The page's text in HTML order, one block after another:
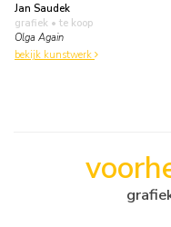
Jan Saudek
grafiek • te koop
Olga Again
bekijk kunstwerk